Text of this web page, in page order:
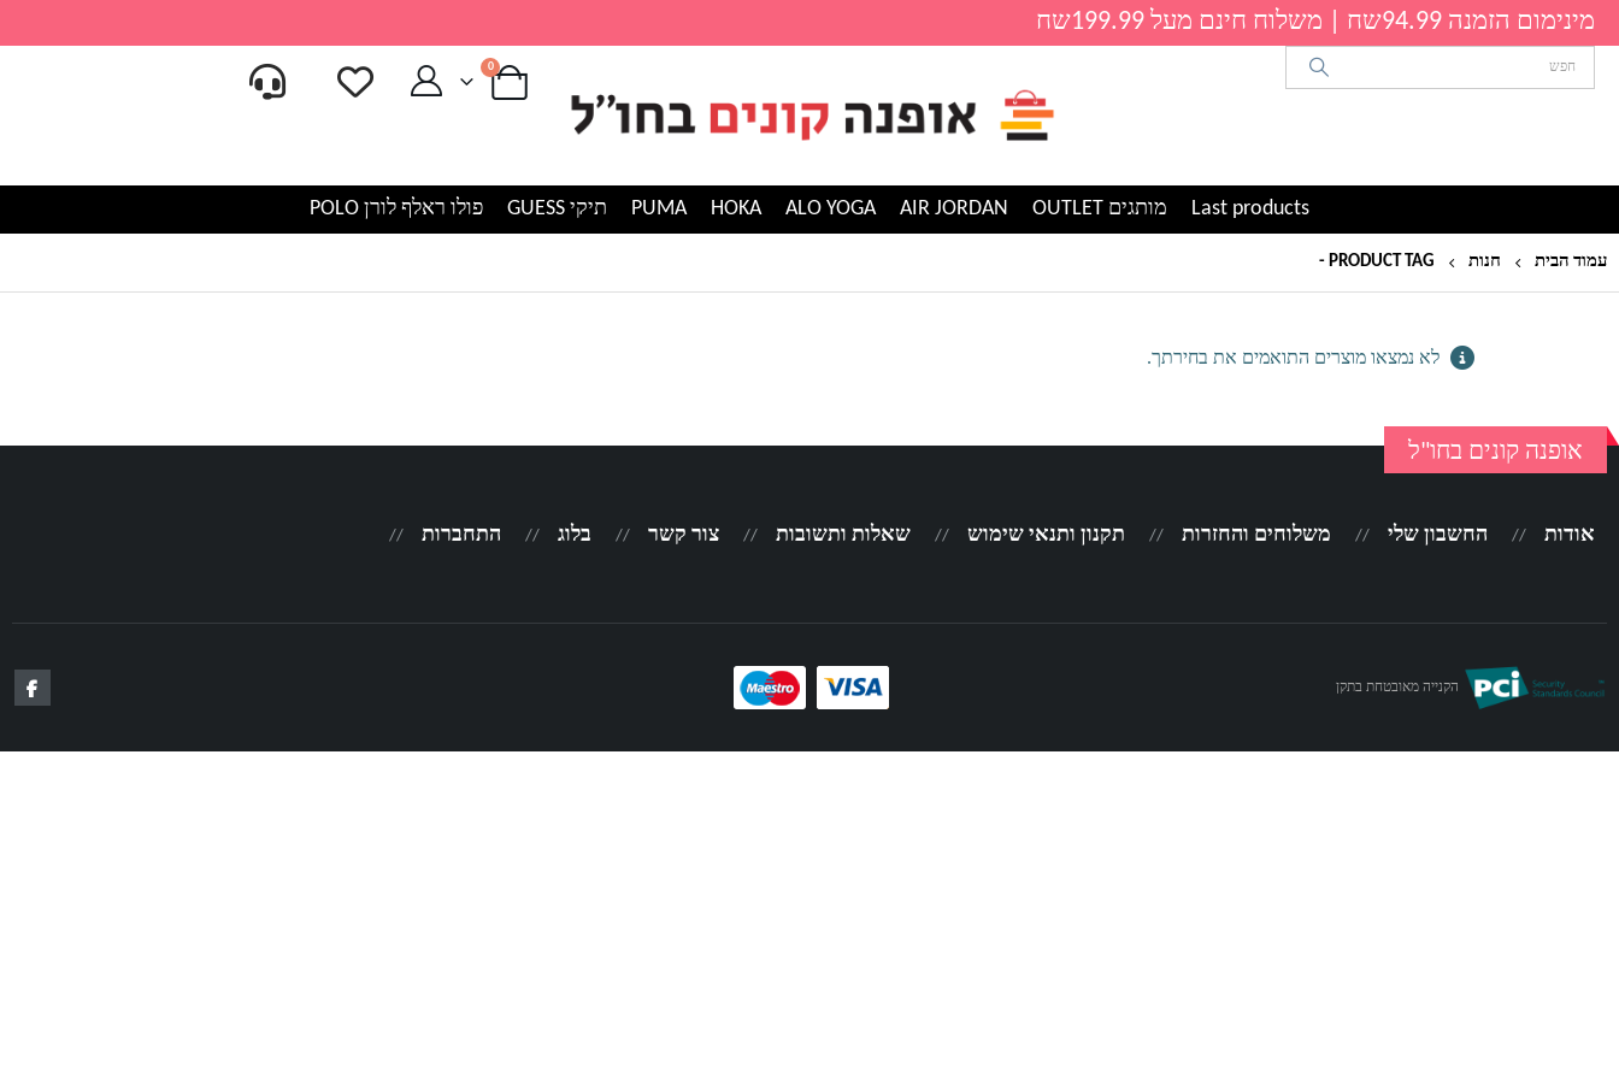
מינימום הזמנה 94.99שח | משלוח חינם מעל 199.99שח
0
Last products מותגים OUTLET AIR JORDAN
ALO YOGA
HOKA
PUMA תיקי GUESS פולו ראלף לורן POLO
עמוד הבית חנות PRODUCT TAG -
לא נמצאו מוצרים התואמים את בחירתך.
אופנה קונים בחו"ל
אודות החשבון שלי משלוחים והחזרות תקנון ותנאי שימוש שאלות ותשובות צור קשר בלוג התחברות
הקנייה מאובטחת בתקן